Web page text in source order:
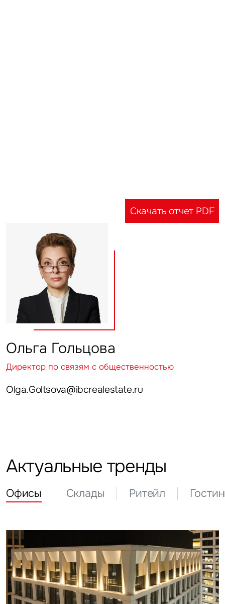
Скачать отчет PDF
Ольга Гольцова
Директор по связям с общественностью
Olga.Goltsova@ibcrealestate.ru
Актуальные тренды
Офисы Склады Ритейл